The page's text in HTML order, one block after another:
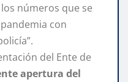
números que se
con
del Ente de
apertura del